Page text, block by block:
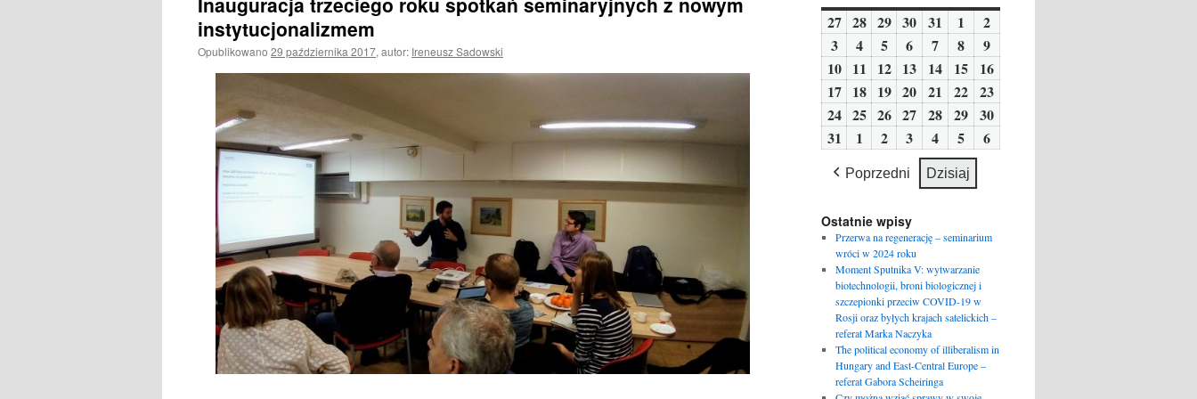
instytucjonalizmem
Opublikowano 29 października 2017, autor: Ireneusz Sadowski
2727
lipca
2026
2828
lipca
2026
2929
lipca
2026
30 30
lipca
2026
31
lipca
2026
1
sierpnia
2026
2
2026
33
sierpnia
2026
44
sierpnia
2026
55
sierpnia
2026
6
sierpnia
2026
7
sierpnia
2026
8
sierpnia
2026
9
sierpnia
2026
1010
sierpnia
2026
11 11
sierpnia
2026
1212
sierpnia
2026
13 13
sierpnia
2026
14 14
sierpnia
2026
15 15
sierpnia
2026
16
1717
sierpnia
2026
1818
sierpnia
2026
1919
sierpnia
2026
20 20
sierpnia
2026
21 21
sierpnia
2026
22 22
sierpnia
2026
23
2424
sierpnia
2525
sierpnia
2626
sierpnia
2026
27 27
sierpnia
2026
28 28
sierpnia
2026
29 29
sierpnia
2026
30
31
2026
1
2026
22
września
2026
3
września
2026
4
września
2026
5
września
2026
6
Poprzedni Dzisiaj
Ostatnie wpisy
Przerwa na regenerację – seminarium
wróci w 2024 roku
Moment Sputnika V: wytwarzanie
biotechnologii, broni biologicznej i
szczepionki przeciw COVID-19 w
Rosji oraz byłych krajach satelickich –
referat Marka Naczyka
The political economy of illiberalism in
Hungary and East-Central Europe –
referat Gabora Scheiringa